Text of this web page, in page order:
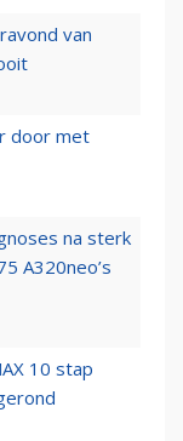
van
door met
na sterk
A320neo’s
10 stap